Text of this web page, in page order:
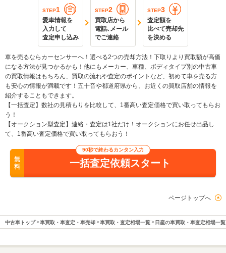
STEP1
愛車情報を
入力して
査定申し込み
STEP2
買取店から
電話､メール
でご連絡
STEP3
査定額を
比べて売却先
を決める
車を売るならカーセンサーへ！選べる2つの売却方法！下取りより買取額が高価
になる方法が見つかるかも！他にもメーカー、車種、ボディタイプ別の中古車
の買取情報はもちろん、買取の流れや査定のポイントなど、初めて車を売る方
も安心の情報が満載です！五十音や都道府県から、お近くの買取店舗の情報を
紹介することもできます。
【一括査定】数社の見積もりを比較して、1番高い査定価格で買い取ってもらお
う！
【オークション型査定】連絡・査定は1社だけ！オークションにお任せ出品し
て、1番高い査定価格で買い取ってもらおう！
無
料
90秒で終わるカンタン入力
一括査定依頼スタート
ページトップへ
中古車トップ 車買取・車査定・車売却 車買取・査定相場一覧 日産の車買取・車査定相場一覧